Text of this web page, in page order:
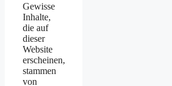
Gewisse
Inhalte,
die auf
dieser
Website
erscheinen,
stammen
von